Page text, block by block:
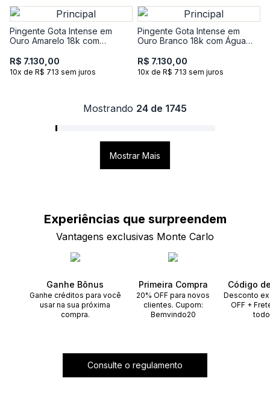
Pingente Gota Intense em
Ouro Amarelo 18k com
Diamantes
R$ 7.130,00
10x de R$ 713 sem juros
Pingente Gota Intense em
Ouro Branco 18k com Água
Diamantes
R$ 7.130,00
10x de R$ 713 sem juros
Mostrando 24 de 1745
Mostrar Mais
Experiências que surpreendem
Vantagens exclusivas Monte Carlo
Ganhe Bônus
Ganhe créditos para você
usar na sua próxima
compra.
Primeira Compra
20% OFF para novos
clientes. Cupom:
Bemvindo20
Código
Desconto
OFF +
Consulte o regulamento